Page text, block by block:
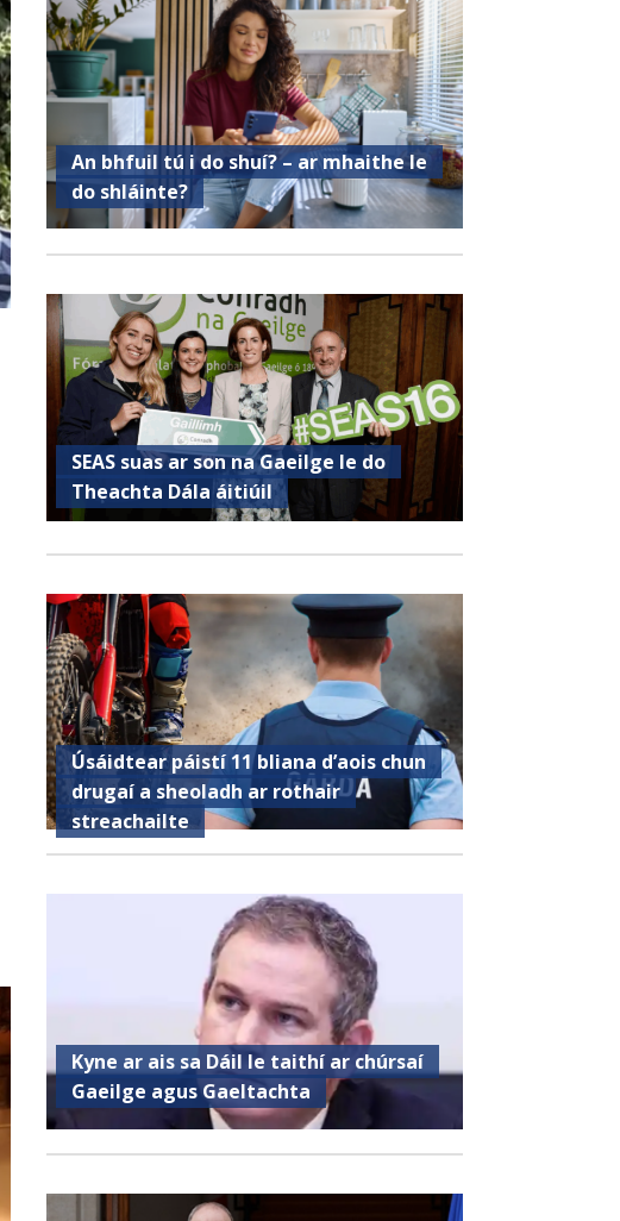
An bhfuil tú i do shuí? – ar mhaithe le
do shláinte?
SEAS suas ar son na Gaeilge le do
Theachta Dála áitiúil
Úsáidtear páistí 11 bliana d’aois chun
drugaí a sheoladh ar rothair
streachailte
Kyne ar ais sa Dáil le taithí ar chúrsaí
Gaeilge agus Gaeltachta